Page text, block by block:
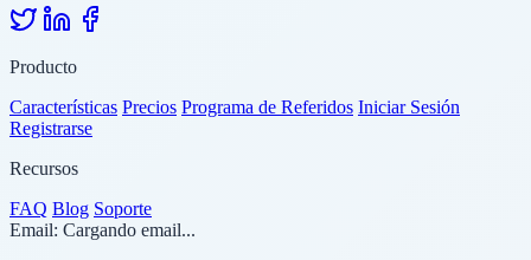
Producto
Características Precios Programa de Referidos Iniciar Sesión
Registrarse
Recursos
FAQ Blog Soporte
Email: Cargando email...